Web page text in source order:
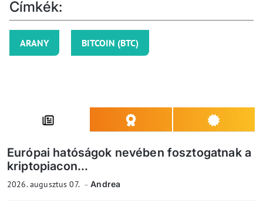
Címkék:
ARANY BITCOIN (BTC)
Európai hatóságok nevében fosztogatnak a
kriptopiacon...
2026. augusztus 07. Andrea